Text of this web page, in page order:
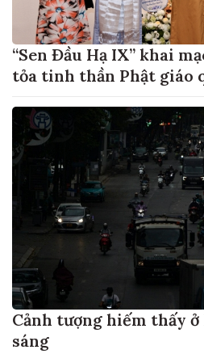
“Sen Đầu Hạ IX” khai
tỏa tinh thần Phật giáo
Cảnh tượng hiếm thấy
sáng